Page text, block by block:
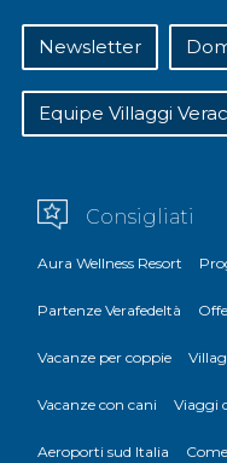
Newsletter
Equipe Villaggi
Consigliati
Aura Wellness Resort
Partenze Verafedeltà
Vacanze per coppie
Vacanze con cani Viaggi
Aeroporti sud Italia